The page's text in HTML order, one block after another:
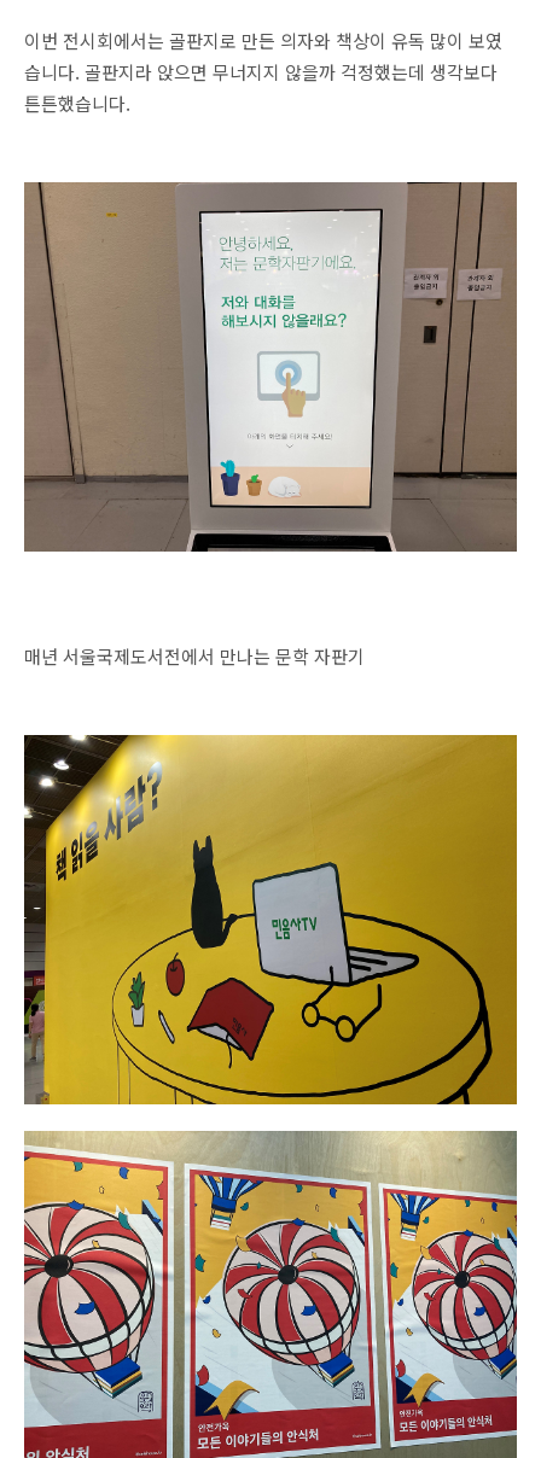
이번 전시회에서는 골판지로 만든 의자와 책상이 유독 많이 보였
습니다. 골판지라 앉으면 무너지지 않을까 걱정했는데 생각보다
튼튼했습니다.
매년 서울국제도서전에서 만나는 문학 자판기